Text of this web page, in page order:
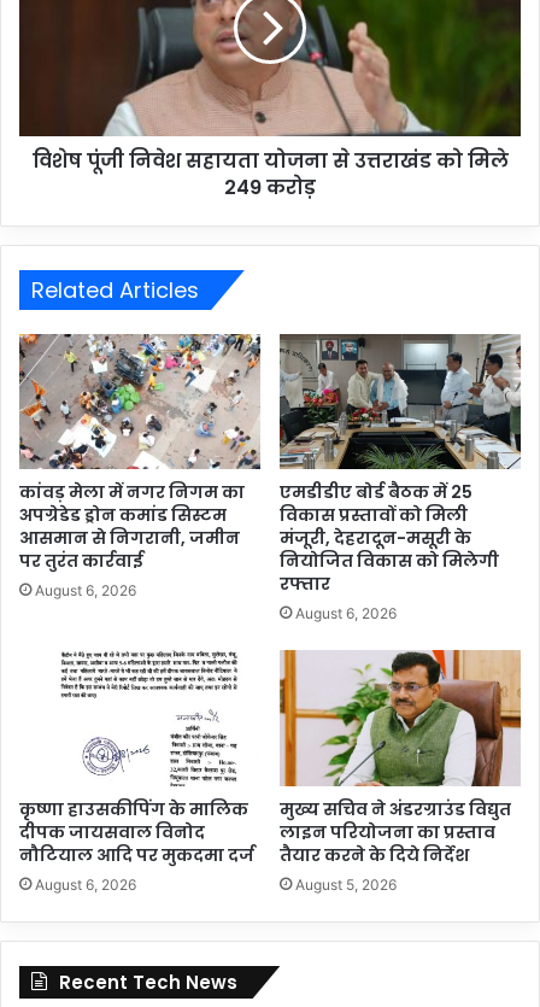
विशेष पूंजी निवेश सहायता योजना से उत्तराखंड को मिले
249 करोड़
Related Articles
कांवड़ मेला में नगर निगम का
अपग्रेडेड ड्रोन कमांड सिस्टम
आसमान से निगरानी, जमीन
पर तुरंत कार्रवाई
August 6, 2026
एमडीडीए बोर्ड बैठक में 25
विकास प्रस्तावों को मिली
मंजूरी, देहरादून-मसूरी के
नियोजित विकास को मिलेगी
रफ्तार
August 6, 2026
कृष्णा हाउसकीपिंग के मालिक
दीपक जायसवाल विनोद
नौटियाल आदि पर मुकदमा दर्ज
August 6, 2026
मुख्य सचिव ने अंडरग्राउंड विद्युत
लाइन परियोजना का प्रस्ताव
तैयार करने के दिये निर्देश
August 5, 2026
Recent Tech News